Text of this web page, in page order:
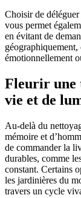
Choisir de
vous permet
en évitant de
émotionnellement
Fleurir une
vie et de
Au-delà du
mémoire et
de commander la
durables, comme
constant. Certains
les jardinières du
travers un cycle